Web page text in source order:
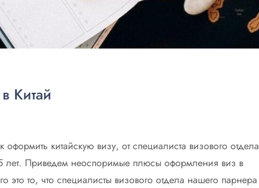
Китай
китайскую визу, от специалиста визового отдела
лет. Приведем неоспоримые плюсы оформления виз в
то, что специалисты визового отдела нашего парнера